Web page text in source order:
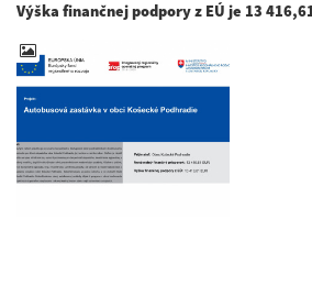
Výška finančnej podpory z EÚ je 13